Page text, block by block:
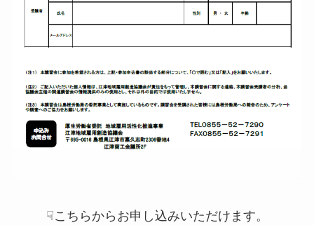
☟こちらからお申し込みいただけます。